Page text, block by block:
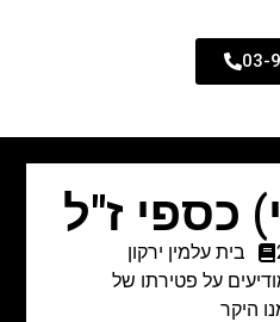
03-
כספי ז"ל
בית עלמין ירקון
על פטירתו של
היקר